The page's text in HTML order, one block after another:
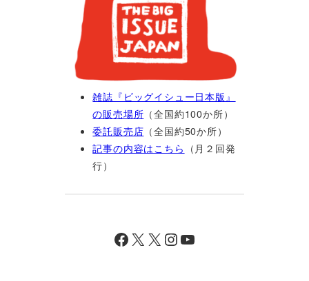
雑誌『ビッグイシュー日本版』
の販売場所 （全国約100か所）
委託販売店 （全国約50か所）
記事の内容はこちら （月２回発
行）
Facebook X X InstagramYouTube